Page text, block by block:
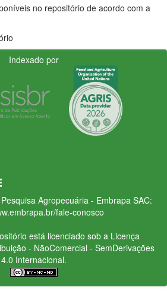
no repositório de acordo com a
Indexado por
Agropecuária - Embrapa SAC:
fale-conosco
está licenciado sob a Licença
- NãoComercial - SemDerivações
4.0 Internacional.